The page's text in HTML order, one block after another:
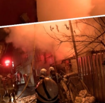
Beyoğlu'nda
yangın
yangına